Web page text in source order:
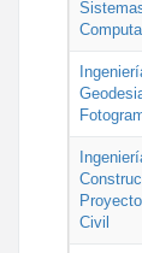
Civil